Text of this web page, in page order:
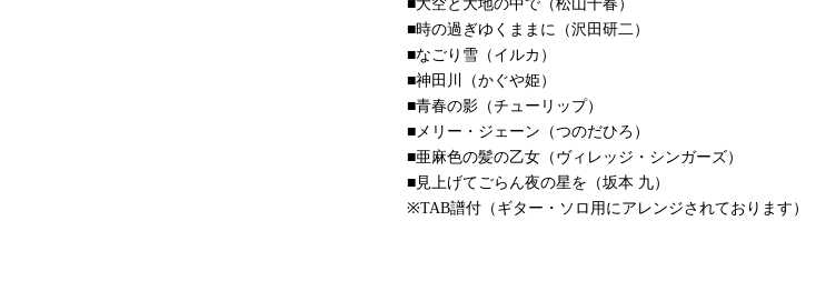
■大空と大地の中で（松山千春）
■時の過ぎゆくままに（沢田研二）
■なごり雪（イルカ）
■神田川（かぐや姫）
■青春の影（チューリップ）
■メリー・ジェーン（つのだひろ）
■亜麻色の髪の乙女（ヴィレッジ・シンガーズ）
■見上げてごらん夜の星を（坂本 九）
※TAB譜付（ギター・ソロ用にアレンジされております）